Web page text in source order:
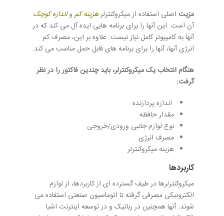
مزیت اصلی استفاده از میکروکنترلرهزینه کم واندازه کوچک
آن است. این آنها را برای برنامه هایی ایده آل می کند که در
آنها به کامپیوتر کامل نیاز نیست. علاوه بر این، مصرف کم
انرژی آنها، آنها را برای برنامه های قابل حمل مناسب می کند.
هنگام انتخاب یک میکروکنترلر، باید چندین فاکتور را در نظر
گرفت:
اندازه پردازنده
مقدار حافظه
نوع لوازم جانبی ورودی/خروجی
مصرف انرژی
هزینه میکروکنترلر
کاربردها
میکروکنترلرها در طیف گسترده ای از کاربردها، از لوازم
الکترونیکی مصرفی گرفته تا اتوماسیون صنعتی استفاده می
شوند. آنها همچنین در رباتیک و در توسعه اینترنت اشیا